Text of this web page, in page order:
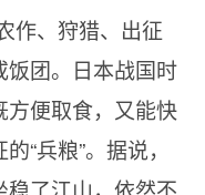
作、狩猎、出征
饭团。日本战国时
便取食，又能快
“兵粮”。据说，